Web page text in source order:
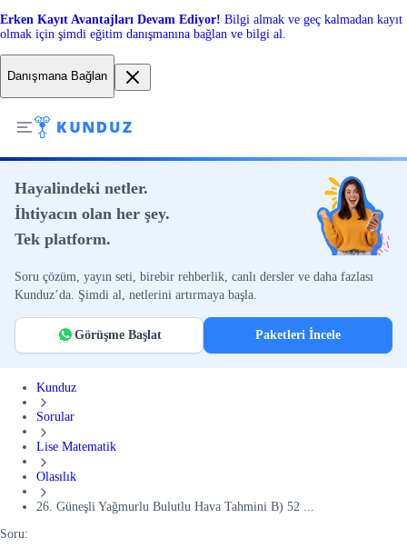
Erken Kayıt Avantajları Devam Ediyor! Bilgi almak ve geç kalmadan kayıt
olmak için şimdi eğitim danışmanına bağlan ve bilgi al.
Danışmana Bağlan
Hayalindeki netler.
İhtiyacın olan her şey.
Tek platform.
Soru çözüm, yayın seti, birebir rehberlik, canlı dersler ve daha fazlası
Kunduz’da. Şimdi al, netlerini artırmaya başla.
Görüşme Başlat Paketleri İncele
Kunduz
Sorular
Lise Matematik
Olasılık
26. Güneşli Yağmurlu Bulutlu Hava Tahmini B) 52 ...
Soru: